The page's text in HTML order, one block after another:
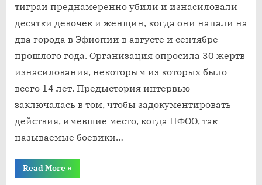
тиграи преднамеренно убили и изнасиловали
десятки девочек и женщин, когда они напали на
два города в Эфиопии в августе и сентябре
прошлого года. Организация опросила 30 жертв
изнасилования, некоторым из которых было
всего 14 лет. Предыстория интервью
заключалась в том, чтобы задокументировать
действия, имевшие место, когда НФОО, так
называемые боевики…
Read More“Боевики
Тыграя
»